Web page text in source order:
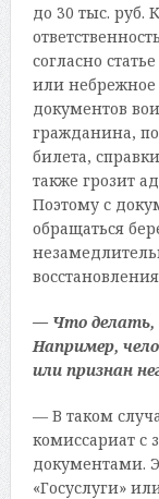
до 30 тыс. руб.
согласно
или небрежное
документов
гражданина,
билета,
также грозит
Поэтому с
обращаться
— Что делать,
Например,
или признан
— В таком
комиссариат
документами.
«Госуслуги»